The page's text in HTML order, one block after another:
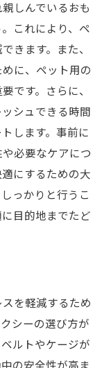
しんでいるおも
これにより、ペ
きます。また、
に、ペット用の
です。さらに、
シュできる時間
します。事前に
必要なケアにつ
にするための大
っかりと行うこ
目的地までたど
を軽減するため
シーの選び方が
ルトやケージが